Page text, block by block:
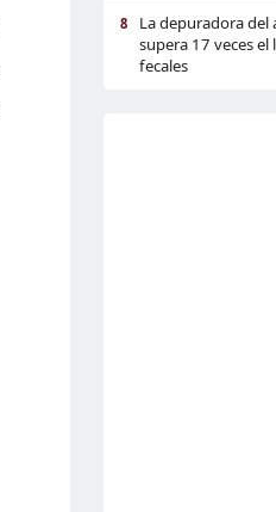
8
La depuradora del
supera 17 veces
fecales